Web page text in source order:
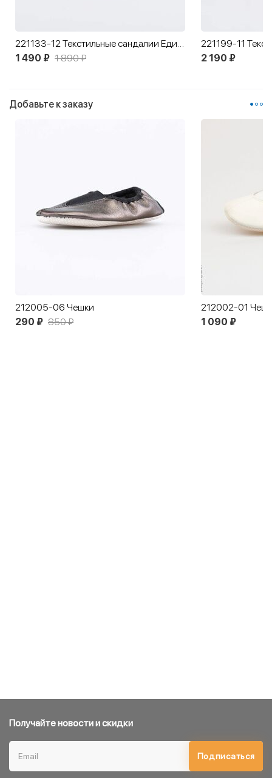
221133-12 Текстильные сандалии Единорог
1 490 ₽ 1 890 ₽ 2 190 ₽
Добавьте к заказу
212005-06 Чешки
290 ₽ 850 ₽
212002-01
1 090 ₽
Получайте новости и скидки
Подписаться